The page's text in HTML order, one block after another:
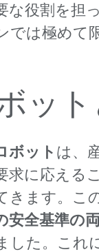
な役割を担
では極めて
ッ
ボット は、
求に応える
きます。こ
安全基準の
した。これ